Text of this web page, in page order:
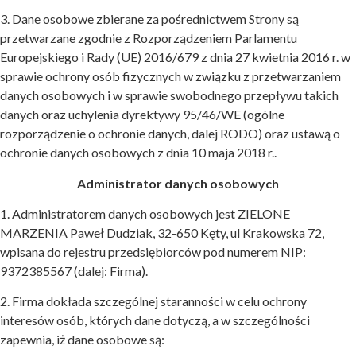
3. Dane osobowe zbierane za pośrednictwem Strony są
przetwarzane zgodnie z Rozporządzeniem Parlamentu
Europejskiego i Rady (UE) 2016/679 z dnia 27 kwietnia 2016 r. w
sprawie ochrony osób fizycznych w związku z przetwarzaniem
danych osobowych i w sprawie swobodnego przepływu takich
danych oraz uchylenia dyrektywy 95/46/WE (ogólne
rozporządzenie o ochronie danych, dalej RODO) oraz ustawą o
ochronie danych osobowych z dnia 10 maja 2018 r..
Administrator danych osobowych
1. Administratorem danych osobowych jest ZIELONE
MARZENIA Paweł Dudziak, 32-650 Kęty, ul Krakowska 72,
wpisana do rejestru przedsiębiorców pod numerem NIP:
9372385567 (dalej: Firma).
2. Firma dokłada szczególnej staranności w celu ochrony
interesów osób, których dane dotyczą, a w szczególności
zapewnia, iż dane osobowe są: